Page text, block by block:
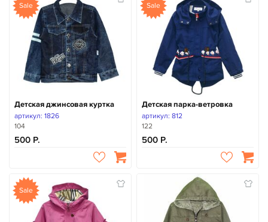
Sale
Детская джинсовая куртка
артикул: 1826
104
500
Sale
Детская парка-ветровка
артикул: 812
122
500
Sale